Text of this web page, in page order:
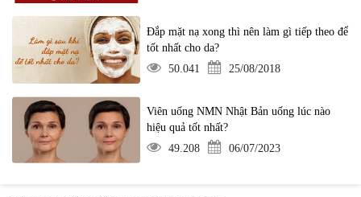
Đắp mặt nạ xong thì nên làm gì tiếp theo để
tốt nhất cho da?
50.041
25/08/2018
Viên uống NMN Nhật Bản uống lúc nào
hiệu quả tốt nhất?
49.208
06/07/2023